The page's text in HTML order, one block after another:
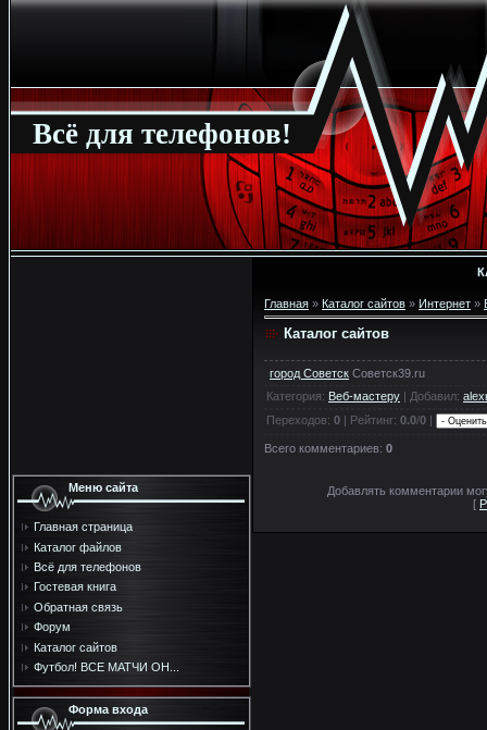
Всё для телефонов!
Меню сайта
Главная страница
Каталог файлов
Всё для телефонов
Гостевая книга
Обратная связь
Форум
Каталог сайтов
Футбол! ВСЕ МАТЧИ ОН...
Форма входа
Главная » Каталог сайтов » Интернет »
Каталог сайтов
город Советск Советск39.ru
Категория: Веб-мастеру | Добавил:
Переходов: 0 | Рейтинг: 0.0/0 |
Всего комментариев: 0
Добавлять комментарии
[